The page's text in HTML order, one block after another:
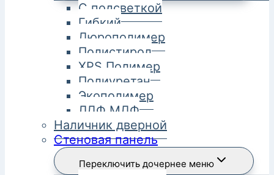
С подсветкой
Гибкий
Дюрополимер
Полистирол
XPS Полимер
Полиуретан
Экополимер
ЛДФ МДФ
Наличник дверной
Стеновая панель
Переключить дочернее меню